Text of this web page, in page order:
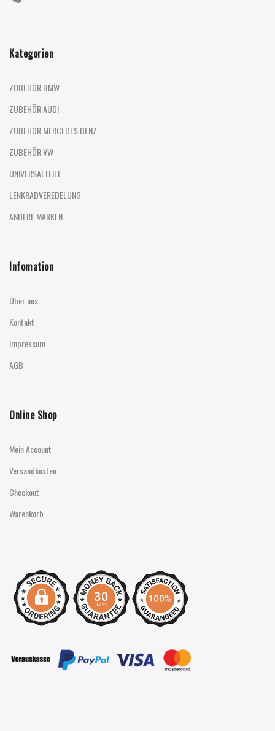
Kategorien
ZUBEHÖR BMW
ZUBEHÖR AUDI
ZUBEHÖR MERCEDES BENZ
ZUBEHÖR VW
UNIVERSALTEILE
LENKRADVEREDELUNG
ANDERE MARKEN
Infomation
Über uns
Kontakt
Impressum
AGB
Online Shop
Mein Account
Versandkosten
Checkout
Warenkorb